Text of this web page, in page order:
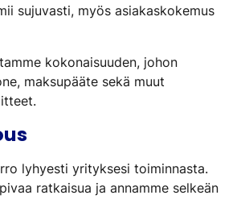
sujuvasti, myös asiakaskokemus
kokonaisuuden, johon
maksupääte sekä muut
lyhyesti yrityksesi toiminnasta.
ratkaisua ja annamme selkeän